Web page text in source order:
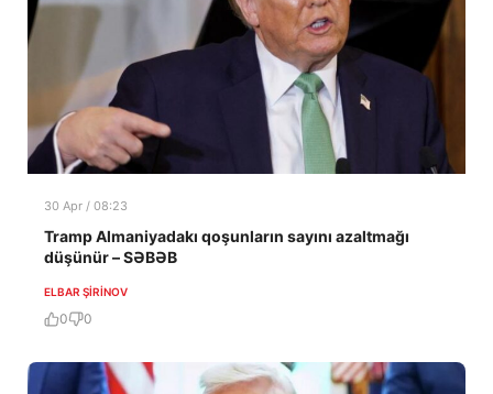
30 Apr / 08:23
Tramp Almaniyadakı qoşunların sayını azaltmağı
düşünür – SƏBƏB
ELBAR ŞIRINOV
0 0